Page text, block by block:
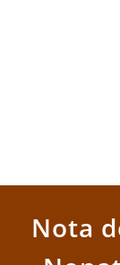
Nota